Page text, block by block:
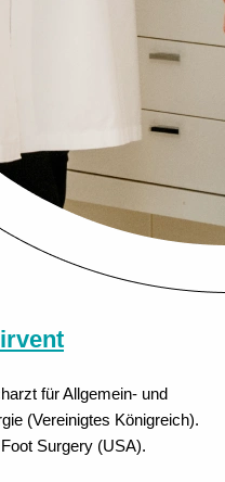
für Allgemein- und
(Vereinigtes Königreich).
Surgery (USA).